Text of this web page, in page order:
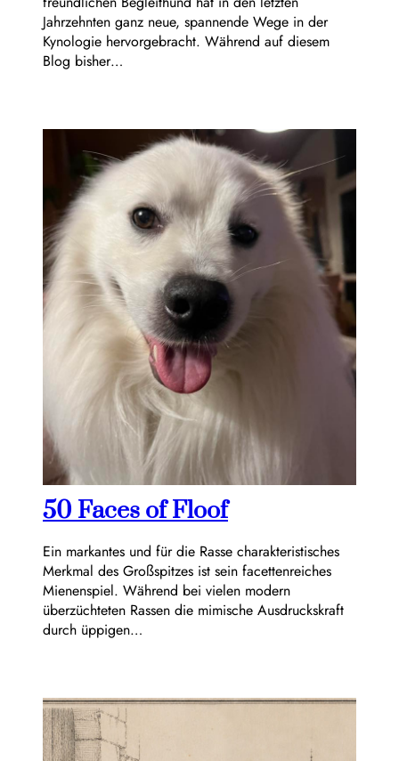
Jahrzehnten ganz neue, spannende Wege in der
Kynologie hervorgebracht. Während auf diesem
Blog bisher…
50 Faces of Floof
Ein markantes und für die Rasse charakteristisches
Merkmal des Großspitzes ist sein facettenreiches
Mienenspiel. Während bei vielen modern
überzüchteten Rassen die mimische Ausdruckskraft
durch üppigen…